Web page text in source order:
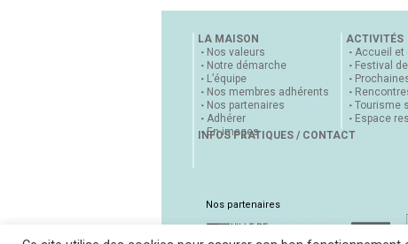
LA MAISON
Nos valeurs
Notre démarche
L’équipe
Nos membres adhérents
Nos partenaires
Adhérer
En images
ACTIVITÉS
Accueil et
Festival
Tourisme
Espace
INFOS PRATIQUES / CONTACT
Nos partenaires